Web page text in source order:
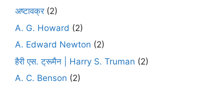
अष्टावक्र(2)
A. G. Howard (2)
A. Edward Newton (2)
हैरी एस. ट्रूमैन | Harry S. Truman (2)
A. C. Benson (2)